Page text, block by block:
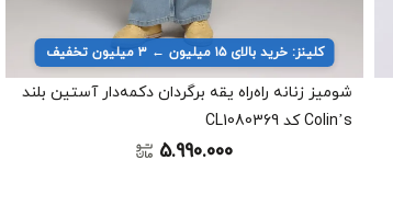
کلینز: خرید بالای ۱۵ میلیون ← ۳ میلیون تخفیف
شومیز زنانه راه‌راه یقه برگردان دکمه‌دار آستین بلند
Colin’s کد CL1080369
5.990.000